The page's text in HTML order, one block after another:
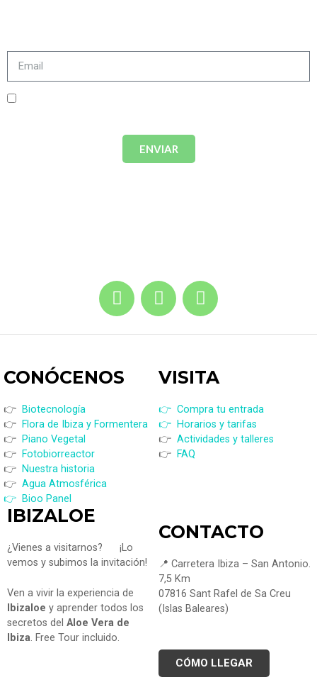
ENVIAR
CONÓCENOS
👉 Biotecnología
👉 Flora de Ibiza y Formentera
👉 Piano Vegetal
👉 Fotobiorreactor
👉 Nuestra historia
👉 Agua Atmosférica
👉 Bioo Panel
VISITA
👉 Compra tu entrada
👉 Horarios y tarifas
👉 Actividades y talleres
👉 FAQ
IBIZALOE
¿Vienes a visitarnos?
¡Lo
vemos y subimos la invitación!
Ven a vivir la experiencia de
Ibizaloe y aprender todos los
secretos del Aloe Vera de
Ibiza. Free Tour incluido.
CONTACTO
📍 Carretera Ibiza – San Antonio.
7,5 Km
07816 Sant Rafel de Sa Creu
(Islas Baleares)
CÓMO LLEGAR